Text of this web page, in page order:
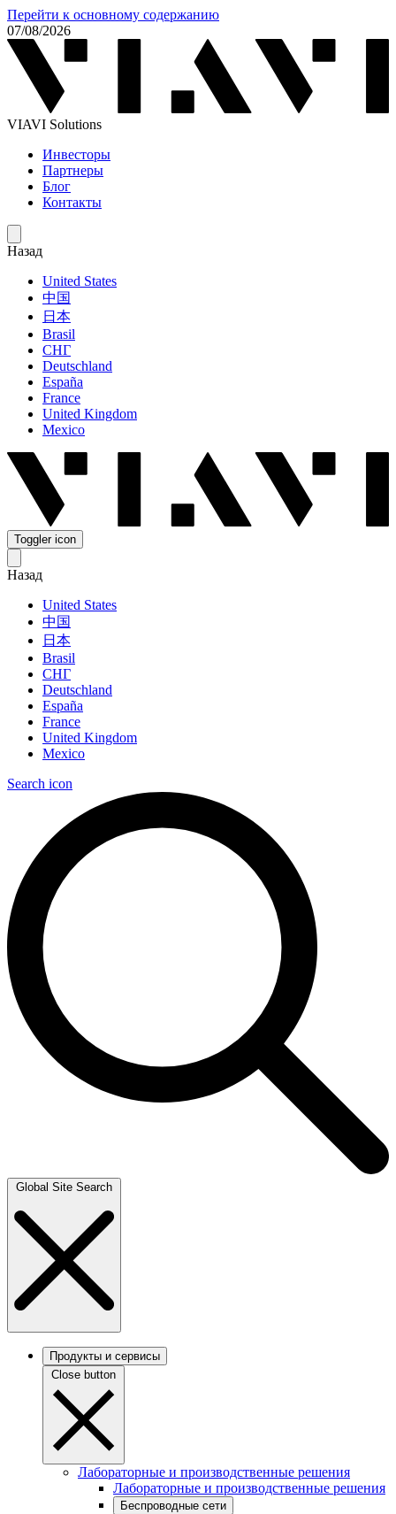
Перейти к основному содержанию
07/08/2026
VIAVI Solutions
Инвесторы
Партнеры
Блог
Контакты
Назад
United States
中国
日本
Brasil
СНГ
Deutschland
España
France
United Kingdom
Mexico
Toggler icon
Назад
United States
中国
日本
Brasil
СНГ
Deutschland
España
France
United Kingdom
Mexico
Search icon
Global Site Search
Продукты и сервисы
Close button
Лабораторные и производственные решения
Лабораторные и производственные решения
Беспроводные сети